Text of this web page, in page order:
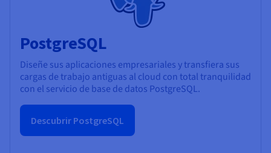
PostgreSQL
Diseñe sus aplicaciones empresariales y transfiera sus
cargas de trabajo antiguas al cloud con total tranquilidad
con el servicio de base de datos PostgreSQL.
Descubrir PostgreSQL